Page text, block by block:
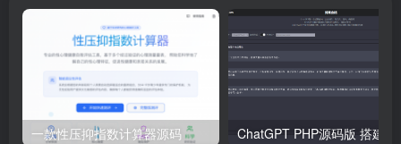
一款性压抑指数计算器源码